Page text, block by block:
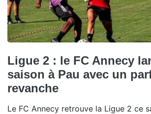
Ligue 2 : le FC Annecy
saison à Pau avec un
revanche
Le FC Annecy retrouve la Ligue 2 ce